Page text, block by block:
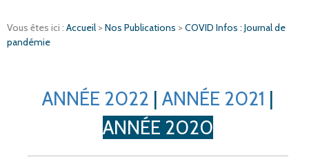
Vous êtes ici : Accueil > Nos Publications > COVID Infos : Journal de
pandémie
ANNÉE 2022 | ANNÉE 2021 |
ANNÉE 2020